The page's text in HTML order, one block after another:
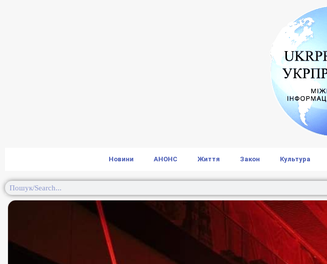
Новини АНОНС Життя Закон Культура